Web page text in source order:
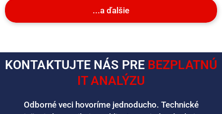
...a ďalšie
KONTAKTUJTE NÁS PRE BEZPLATNÚ
IT ANALÝZU
Odborné veci hovoríme jednoducho. Technické